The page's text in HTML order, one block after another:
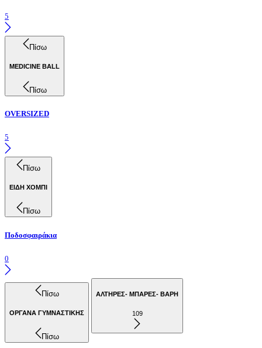
5
Πίσω
MEDICINE BALL
Πίσω
OVERSIZED
5
Πίσω
ΕΙΔΗ ΧΟΜΠΙ
Πίσω
Ποδοσφαιράκια
0
Πίσω
ΟΡΓΑΝΑ ΓΥΜΝΑΣΤΙΚΗΣ
Πίσω
ΑΛΤΗΡΕΣ- ΜΠΑΡΕΣ- ΒΑΡΗ
109